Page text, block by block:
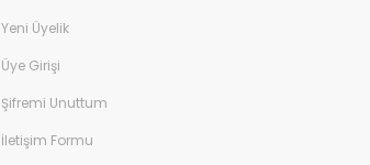
Yeni Üyelik
Üye Girişi
Şifremi Unuttum
İletişim Formu